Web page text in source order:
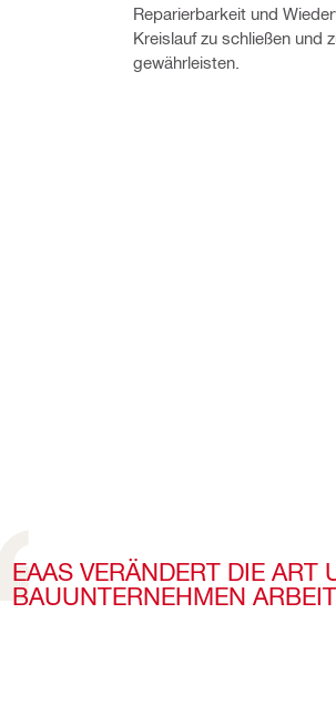
Reparierbarkeit und
Kreislauf zu schließen und
gewährleisten.
EAAS VERÄNDERT DIE ART
BAUUNTERNEHMEN